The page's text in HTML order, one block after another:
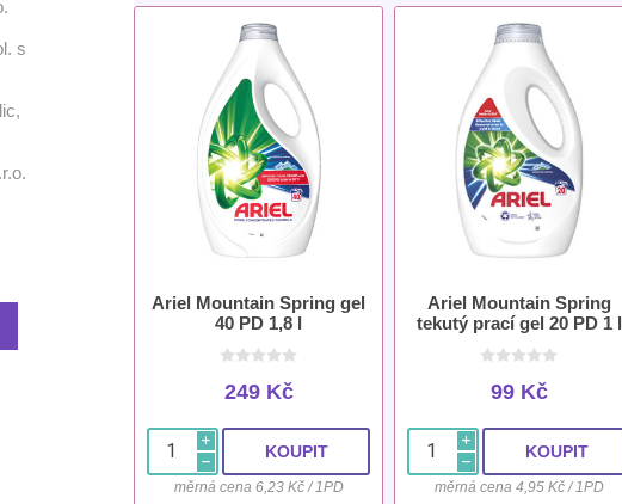
Ariel Mountain Spring gel
40 PD 1,8 l
249 Kč
i
h
měrná cena 6,23 Kč / 1PD
Ariel Mountain Spring
tekutý prací gel 20 PD 1 l
99 Kč
i
h
měrná cena 4,95 Kč / 1PD
s